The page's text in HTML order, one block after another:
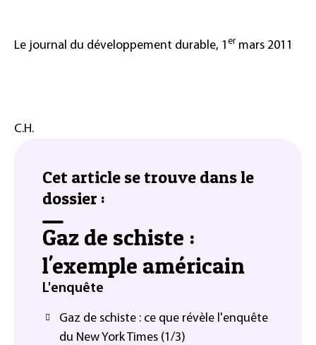
Le journal du développement durable, 1 er mars 2011
C.H.
Cet article se trouve dans le
dossier :
Gaz de schiste :
l'exemple américain
L'enquête
Gaz de schiste : ce que révèle l'enquête
du New York Times (1/3)